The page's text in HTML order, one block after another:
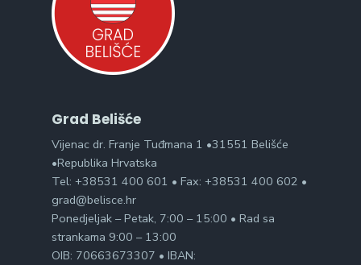
Grad Belišće
Vijenac dr. Franje Tuđmana 1 •31551 Belišće
•Republika Hrvatska
Tel: +38531 400 601 • Fax: +38531 400 602 •
grad@belisce.hr
Ponedjeljak – Petak, 7:00 – 15:00 • Rad sa
strankama 9:00 – 13:00
OIB: 70663673307 • IBAN: